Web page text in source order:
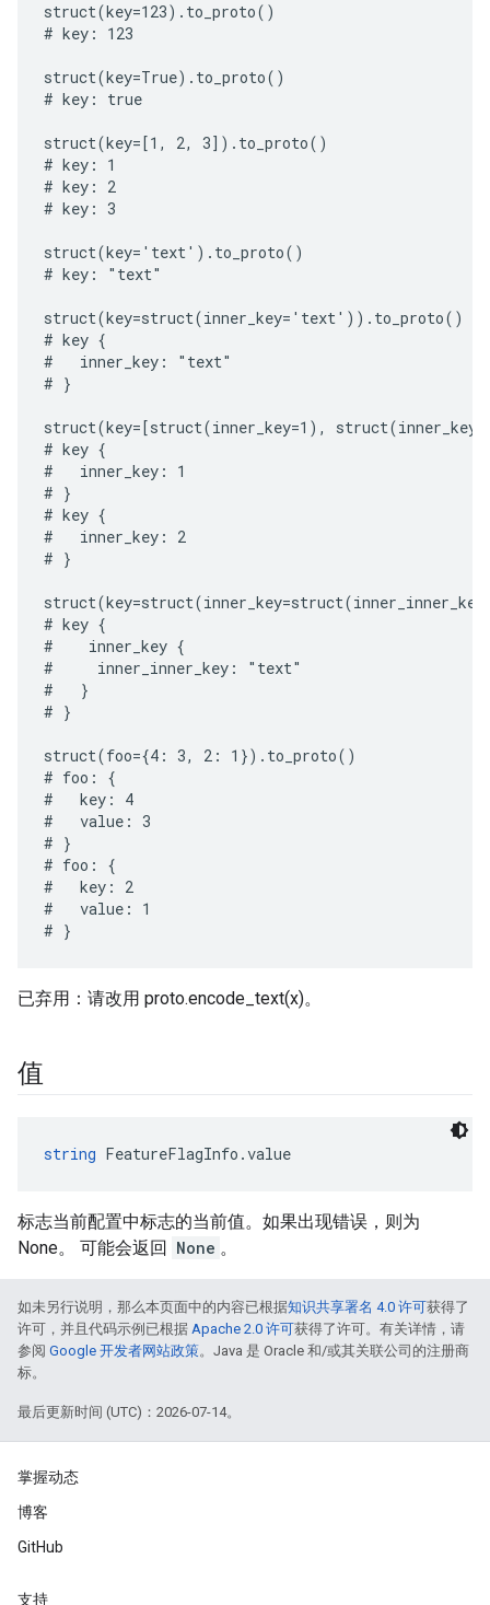
struct(key=123).to_proto()
# key: 123
struct(key=True).to_proto()
# key: true
struct(key=[1, 2, 3]).to_proto()
# key: 1
# key: 2
# key: 3
struct(key='text').to_proto()
# key: "text"
struct(key=struct(inner_key='text')).to_proto()
# key {
#   inner_key: "text"
# }
struct(key=[struct(inner_key=1),
# key {
#   inner_key: 1
# }
# key {
#   inner_key: 2
# }
# key {
#    inner_key {
#     inner_inner_key: "text"
#   }
# }
struct(foo={4: 3, 2: 1}).to_proto()
# foo: {
#   key: 4
#   value: 3
# }
# foo: {
#   key: 2
#   value: 1
已弃用：请改用 proto.encode_text(x)。
值
string FeatureFlagInfo.value
标志当前配置中标志的当前值。如果出现错误，则为
None。 可能会返回 None 。
如未另行说明，那么本页面中的内容已根据知识共享署名 4.0 许可获得了
许可，并且代码示例已根据 Apache 2.0 许可获得了许可。有关详情，请
参阅 Google 开发者网站政策。Java 是 Oracle 和/或其关联公司的注册商
标。
最后更新时间 (UTC)：2026-07-14。
掌握动态
博客
GitHub
支持